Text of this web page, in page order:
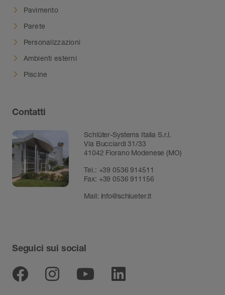
Pavimento
Parete
Personalizzazioni
Ambienti esterni
Piscine
Contatti
Schlüter-Systems Italia S.r.l.
Via Bucciardi 31/33
41042 Fiorano Modenese (MO)
Tel.: +39 0536 914511
Fax: +39 0536 911156
Mail: info@schlueter.it
Seguici sui social
Facebook
Instagram
YoutubeLinkedin